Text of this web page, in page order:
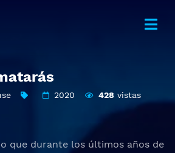
2020 428 vistas
que durante los últimos años de